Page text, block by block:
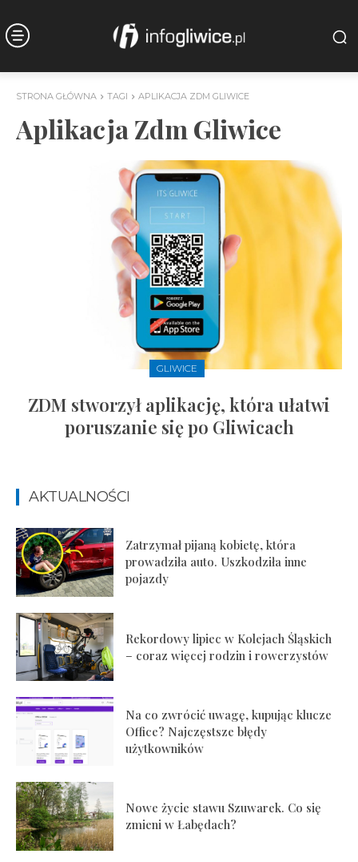
STRONA GŁÓWNA TAGI APLIKACJA ZDM GLIWICE
Aplikacja Zdm Gliwice
GLIWICE
ZDM stworzył aplikację, która ułatwi
poruszanie się po Gliwicach
AKTUALNOŚCI
Zatrzymał pijaną kobietę, która
prowadziła auto. Uszkodziła inne
pojazdy
Rekordowy lipiec w Kolejach Śląskich
– coraz więcej rodzin i rowerzystów
Na co zwrócić uwagę, kupując klucze
Office? Najczęstsze błędy
użytkowników
Nowe życie stawu Szuwarek. Co się
zmieni w Łabędach?